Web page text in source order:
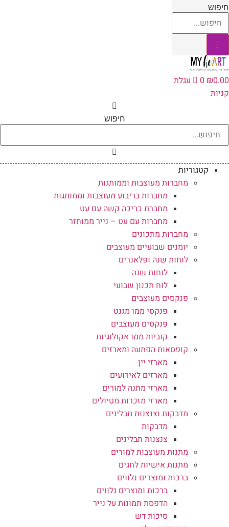
₪
0
עגלת
חיפוש
קטגוריות
מחברות מעוצבות וממותגות
מחברות בריבוע מעוצבות וממותגות
מחברת כריכה קשה עם עט
מחברות עם עט – נייר ממוחזר
מחברות מתכונים
יומנים שבועיים מעוצבים
לוחות שנה ופלאנרים
לוחות שנה
לוח תכנון שבועי
פנקסים מעוצבים
פנקסי ממו מגנט
פנקסים מעוצבים
קוביות ממו אקולוגיות
קופסאות הפתעה ומארזים
מארזי יין
מארזים לאירועים
מארזי מתנה למורים
מארזי מזכרות מטיולים
מדבקות וצנצנות תבלינים
מדבקות
צנצנות תבלינים
מתנות מעוצבות למורים
מתנות אישיות לחגים
ברכות ומוצרים נלווים
ברכות ומוצרים נלווים
הדפסת תמונות על נייר
סיכות דש